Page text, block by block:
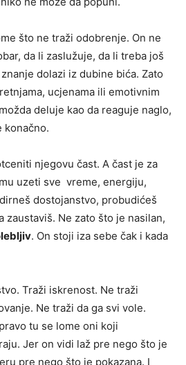
što ne traži odobrenje. On ne
da li zaslužuje, da li treba još
dolazi iz dubine bića. Zato
ucjenama ili emotivnim
deluje kao da reaguje naglo,
konačno.
njegovu čast. A čast je za
uzeti sve vreme, energiju,
dostojanstvo, probudićeš
zaustaviš. Ne zato što je nasilan,
. On stoji iza sebe čak i kada
Traži iskrenost. Ne traži
Ne traži da ga svi vole.
tu se lome oni koji
Jer on vidi laž pre nego što je
pre nego što je pokazana. I